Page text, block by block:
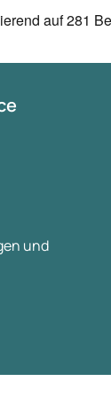
auf281
und